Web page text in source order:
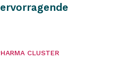
CLUSTER